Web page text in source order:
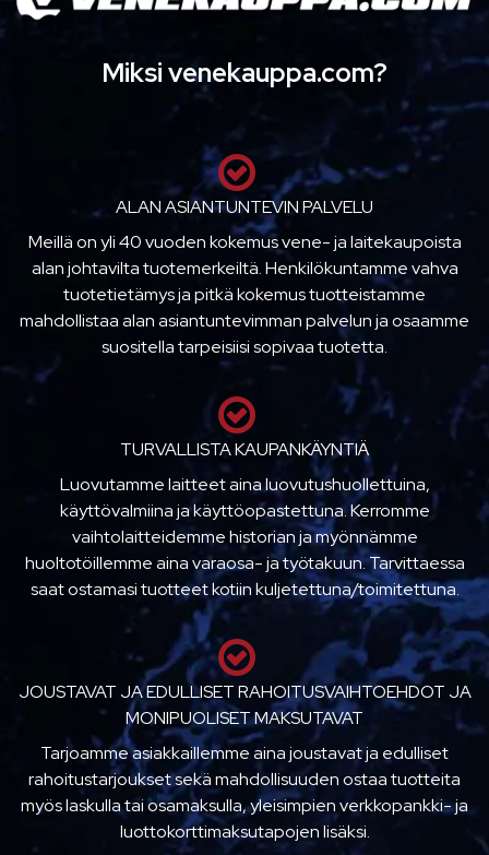
Miksi venekauppa.com?
ALAN ASIANTUNTEVIN PALVELU
Meillä on yli 40 vuoden kokemus vene- ja laitekaupoista
alan johtavilta tuotemerkeiltä. Henkilökuntamme vahva
tuotetietämys ja pitkä kokemus tuotteistamme
mahdollistaa alan asiantuntevimman palvelun ja osaamme
suositella tarpeisiisi sopivaa tuotetta.
TURVALLISTA KAUPANKÄYNTIÄ
Luovutamme laitteet aina luovutushuollettuina,
käyttövalmiina ja käyttöopastettuna. Kerromme
vaihtolaitteidemme historian ja myönnämme
huoltotöillemme aina varaosa- ja työtakuun. Tarvittaessa
saat ostamasi tuotteet kotiin kuljetettuna/toimitettuna.
JOUSTAVAT JA EDULLISET RAHOITUSVAIHTOEHDOT JA
MONIPUOLISET MAKSUTAVAT
Tarjoamme asiakkaillemme aina joustavat ja edulliset
rahoitustarjoukset sekä mahdollisuuden ostaa tuotteita
myös laskulla tai osamaksulla, yleisimpien verkkopankki- ja
luottokorttimaksutapojen lisäksi.